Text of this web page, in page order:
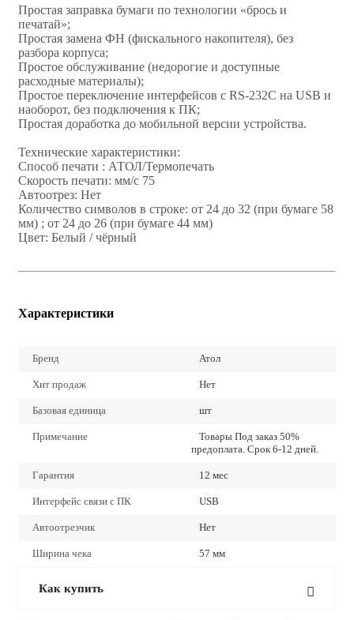
Простая заправка бумаги по технологии «брось и
печатай»;
Простая замена ФН (фискального накопителя), без
разбора корпуса;
Простое обслуживание (недорогие и доступные
расходные материалы);
Простое переключение интерфейсов c RS-232C на USB и
наоборот, без подключения к ПК;
Простая доработка до мобильной версии устройства.
Технические характеристики:
Способ печати : АТОЛ/Термопечать
Скорость печати: мм/с 75
Автоотрез: Нет
Количество символов в строке: от 24 до 32 (при бумаге 58
мм) ; от 24 до 26 (при бумаге 44 мм)
Цвет: Белый / чёрный
Характеристики
Бренд Атол
Хит продаж Нет
Базовая единица шт
Примечание
Товары Под заказ 50%
предоплата. Срок 6-12 дней.
Гарантия 12 мес
Интерфейс связи с ПК USB
Автоотрезчик Нет
Ширина чека 57 мм
Как купить